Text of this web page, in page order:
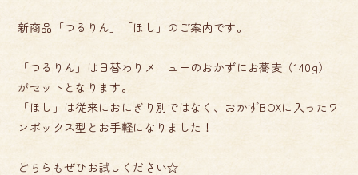
新商品「つるりん」「ほし」のご案内です。
「つるりん」は日替わりメニューのおかずにお蕎麦（140g）
がセットとなります。
「ほし」は従来におにぎり別ではなく、おかずBOXに入ったワ
ンボックス型とお手軽になりました！
どちらもぜひお試しください☆